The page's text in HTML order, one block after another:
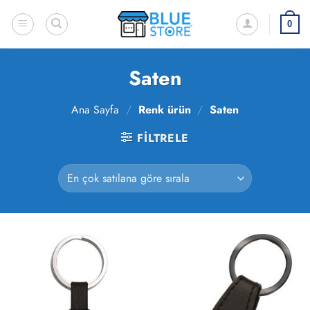
atla
0
Saten
Ana Sayfa / Renk ürün / Saten
FILTRELE